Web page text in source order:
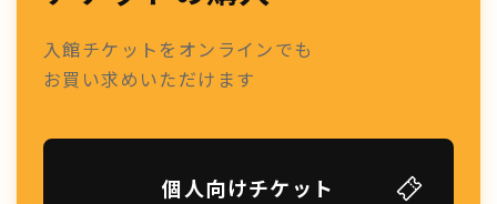
入館チケットをオンラインでも
お買い求めいただけます
個人向けチケット